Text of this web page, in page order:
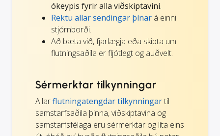
ókeypis fyrir alla viðskiptavini.
Rektu allar sendingar þínar á einni
stjórnborði.
Að bæta við, fjarlægja eða skipta um
flutningsaðila er fljótlegt og auðvelt.
Sérmerktar tilkynningar
Allarflutningatengdar tilkynningartil
samstarfsaðila þinna, viðskiptavina og
samstarfsfélaga eru sérmerktar og líta eins